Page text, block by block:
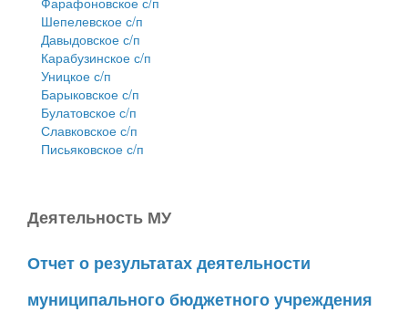
Шепелевское с/п
Давыдовское с/п
Карабузинское с/п
Уницкое с/п
Барыковское с/п
Булатовское с/п
Славковское с/п
Письяковское с/п
Деятельность МУ
Отчет о результатах деятельности
муниципального бюджетного учреждения